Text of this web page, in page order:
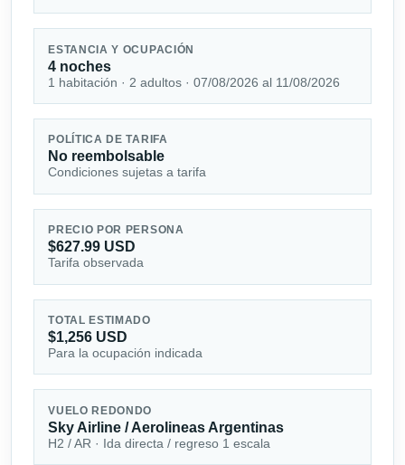
ESTANCIA Y OCUPACIÓN
4 noches
1 habitación · 2 adultos · 07/08/2026 al 11/08/2026
POLÍTICA DE TARIFA
No reembolsable
Condiciones sujetas a tarifa
PRECIO POR PERSONA
$627.99 USD
Tarifa observada
TOTAL ESTIMADO
$1,256 USD
Para la ocupación indicada
VUELO REDONDO
Sky Airline / Aerolineas Argentinas
H2 / AR · Ida directa / regreso 1 escala